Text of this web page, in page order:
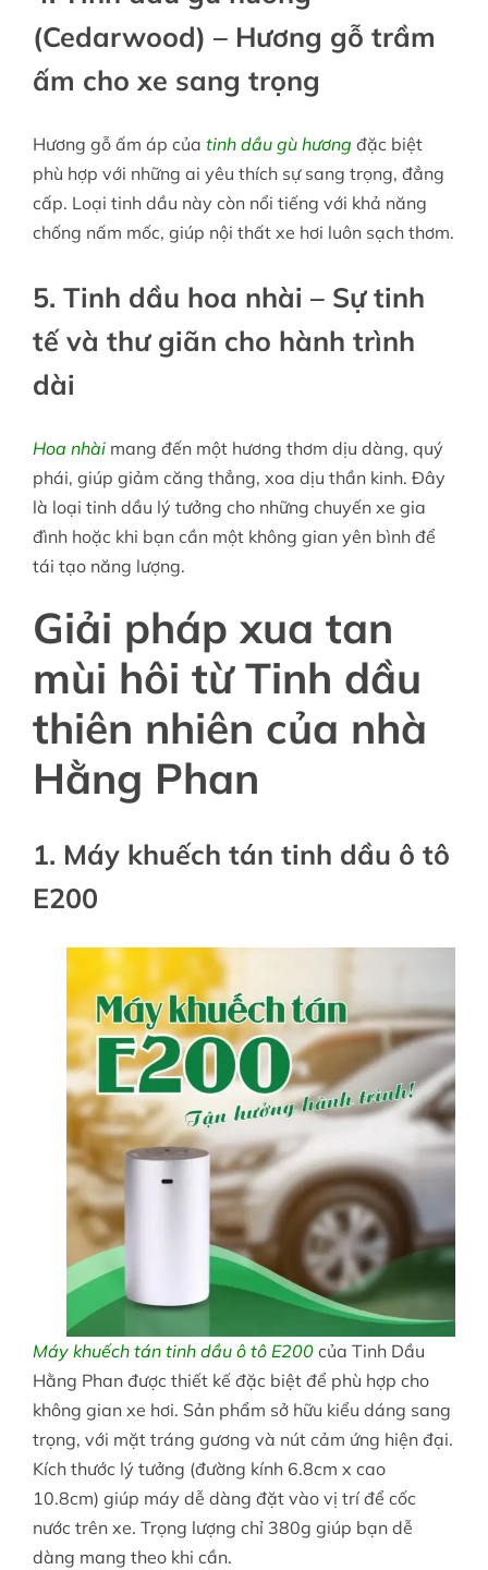
(Cedarwood) – Hương gỗ trầm
ấm cho xe sang trọng
Hương gỗ ấm áp của tinh dầu gù hương đặc biệt
phù hợp với những ai yêu thích sự sang trọng, đẳng
cấp. Loại tinh dầu này còn nổi tiếng với khả năng
chống nấm mốc, giúp nội thất xe hơi luôn sạch thơm.
5. Tinh dầu hoa nhài – Sự tinh
tế và thư giãn cho hành trình
dài
Hoa nhàimang đến một hương thơm dịu dàng, quý
phái, giúp giảm căng thẳng, xoa dịu thần kinh. Đây
là loại tinh dầu lý tưởng cho những chuyến xe gia
đình hoặc khi bạn cần một không gian yên bình để
tái tạo năng lượng.
Giải pháp xua tan
mùi hôi từ Tinh dầu
thiên nhiên của nhà
Hằng Phan
1. Máy khuếch tán tinh dầu ô tô
E200
Máy khuếch tán tinh dầu ô tô E200của Tinh Dầu
Hằng Phan được thiết kế đặc biệt để phù hợp cho
không gian xe hơi. Sản phẩm sở hữu kiểu dáng sang
trọng, với mặt tráng gương và nút cảm ứng hiện đại.
Kích thước lý tưởng (đường kính 6.8cm x cao
10.8cm) giúp máy dễ dàng đặt vào vị trí để cốc
nước trên xe. Trọng lượng chỉ 380g giúp bạn dễ
dàng mang theo khi cần.